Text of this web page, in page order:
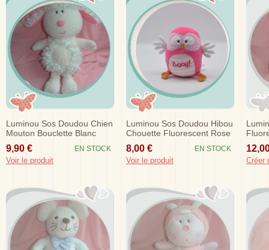
Luminou Sos Doudou Chien
Mouton Bouclette Blanc
Rose Brode Jemini 25 Cm
9,90 € EN STOCK
Voir le produit
Luminou Sos Doudou Hibou
Chouette Fluorescent Rose
Blanc Booh
8,00 € EN STOCK
Voir le produit Créer